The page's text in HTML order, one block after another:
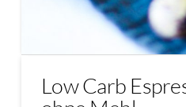
Low Carb